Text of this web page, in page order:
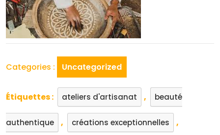
Categories : Uncategorized
Étiquettes : ateliers d'artisanat , beauté
authentique , créations exceptionnelles ,